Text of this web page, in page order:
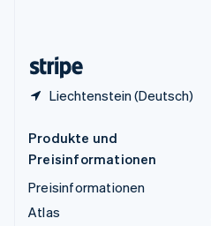
Liechtenstein (Deutsch)
Produkte und
Preisinformationen
Preisinformationen
Atlas